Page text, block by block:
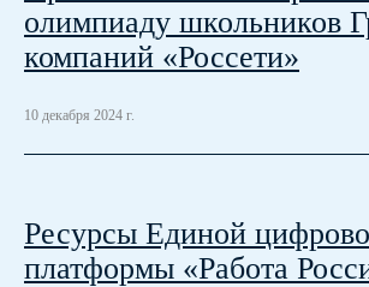
олимпиаду школьников
компаний «Россети»
10 декабря 2024 г.
Ресурсы Единой
платформы «Работа